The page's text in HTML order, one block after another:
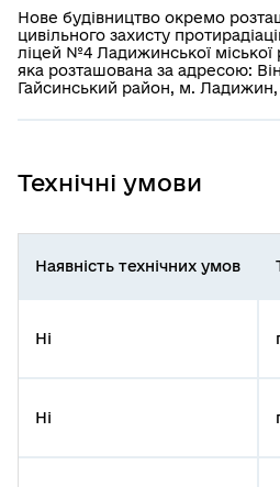
Нове будівництво окремо
цивільного захисту
ліцей №4 Ладижинської міської
яка розташована за адресою:
Гайсинський район, м. Ладижин,
Технічні умови
Наявність технічних умов
Ні
Ні